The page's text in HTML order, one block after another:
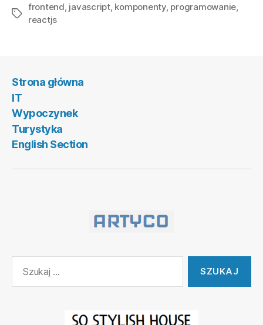
Pierwsze
Tagi
frontend javascript, komponenty, programowanie
reactjs
Strona główna
IT
Wypoczynek
Turystyka
English Section